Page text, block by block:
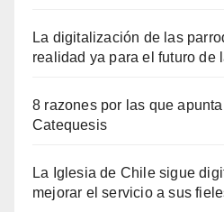
La digitalización de las
realidad ya para el futuro de
8 razones por las que
Catequesis
La Iglesia de Chile sigue
mejorar el servicio a sus